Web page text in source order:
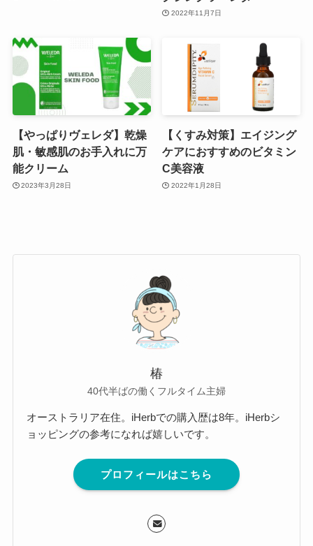
2022年11月7日
【やっぱりヴェレダ】乾燥
肌・敏感肌のお手入れに万
能クリーム
2023年3月28日
【くすみ対策】エイジング
ケアにおすすめのビタミン
C美容液
2022年1月28日
椿
40代半ばの働くフルタイム主婦
オーストラリア在住。iHerbでの購入歴は8年。iHerbシ
ョッピングの参考になれば嬉しいです。
プロフィールはこちら